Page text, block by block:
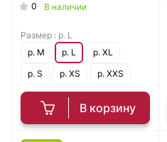
0 В наличии
В корзину
Размер : р. L
р. M
р. L
р. XL
р. S
р. XS р. XXS